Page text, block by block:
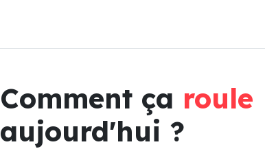
Comment ça roule
aujourd'hui ?